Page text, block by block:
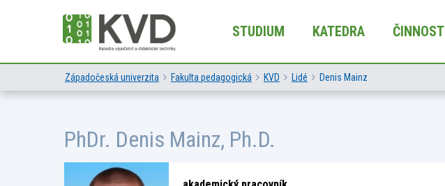
STUDIUM KATEDRA ČINNOST
Západočeská univerzita Fakulta pedagogická KVD Lidé Denis Mainz
PhDr. Denis Mainz, Ph.D.